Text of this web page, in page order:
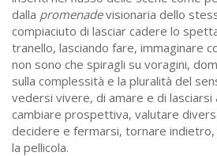
dalla promenadevisionaria dello
compiaciuto di lasciar cadere lo
tranello, lasciando fare, immaginare
non sono che spiragli su voragini,
sulla complessità e la pluralità del
vedersi vivere, di amare e di lasciarsi
cambiare prospettiva, valutare
decidere e fermarsi, tornare
la pellicola.